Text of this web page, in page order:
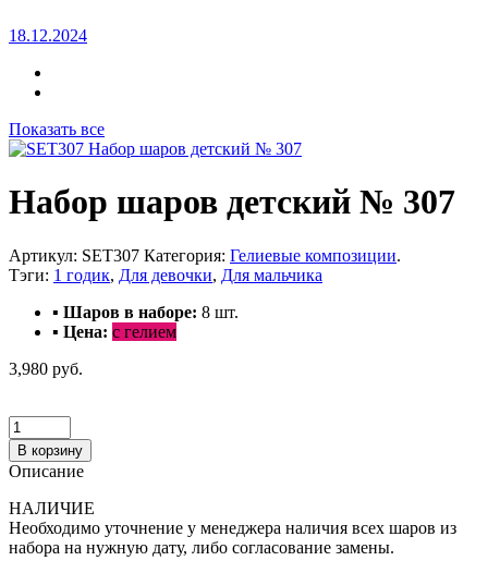
18.12.2024
Показать все
Набор шаров детский № 307
Артикул: SET307 Категория: Гелиевые композиции.
Тэги: 1 годик, Для девочки, Для мальчика
▪ Шаров в наборе: 8 шт.
▪ Цена: с гелием
3,980 руб.
В корзину
Описание
НАЛИЧИЕ
Необходимо уточнение у менеджера наличия всех шаров из
набора на нужную дату, либо согласование замены.